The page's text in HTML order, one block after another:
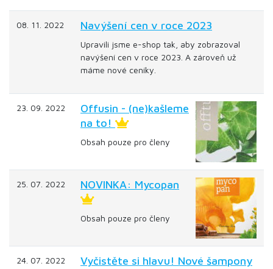
08. 11. 2022 Navýšení cen v roce 2023
Upravili jsme e-shop tak, aby zobrazoval
navýšení cen v roce 2023. A zároveň už
máme nové ceníky.
23. 09. 2022
Offusin - (ne)kašleme
na to!
Obsah pouze pro členy
25. 07. 2022 NOVINKA: Mycopan
Obsah pouze pro členy
24. 07. 2022
Vyčistěte si hlavu! Nové šampony